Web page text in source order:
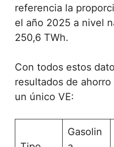
referencia la
el año 2025 a nivel
250,6 TWh.
Con todos estos
resultados de
un único VE:
Gasolin